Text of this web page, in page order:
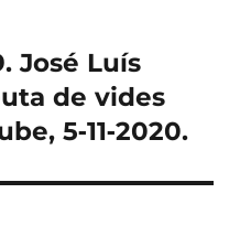
José Luís
de vides
5‑11‑2020.